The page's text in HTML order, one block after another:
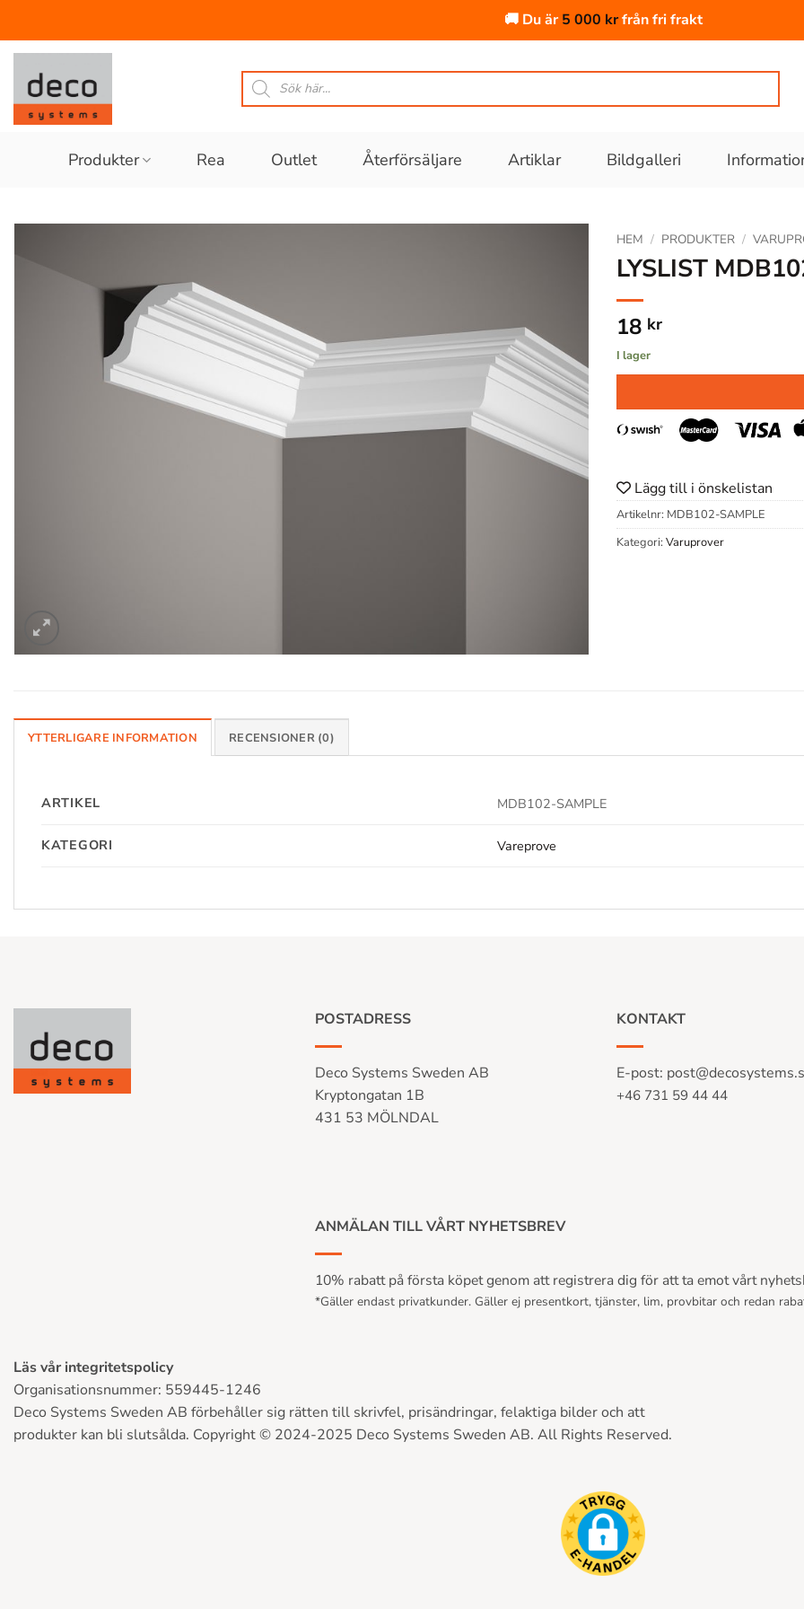
🚚 Du är5 000 krfrån fri frakt
Skip
content
Produktsökning
Produkter Rea Outlet Återförsäljare Artiklar Bildgalleri
önskelistan
HEM / PRODUKTER /
LYSLIST
18 kr
I lager
Lägg till i önskelistan
Artikelnr: MDB102-SAMPLE
Kategori: Varuprover
YTTERLIGARE INFORMATION RECENSIONER (0)
ARTIKEL MDB102-SAMPLE
KATEGORI Vareprove
POSTADRESS
Deco Systems Sweden AB
Kryptongatan 1B
431 53 MÖLNDAL
KONTAKT
E-post:
+46 731 59 44 44
ANMÄLAN TILL VÅRT NYHETSBREV
10% rabatt på första köpet genom att registrera dig för att ta emot vårt
*Gäller endast privatkunder. Gäller ej presentkort, tjänster, lim, provbitar och redan
Läs vår integritetspolicy
Organisationsnummer: 559445-1246
Deco Systems Sweden AB förbehåller sig rätten till skrivfel, prisändringar, felaktiga bilder och att
produkter kan bli slutsålda. Copyright © 2024-2025 Deco Systems Sweden AB. All Rights Reserved.